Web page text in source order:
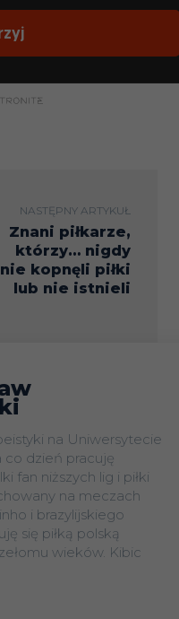
NASTĘPNY ARTYKUŁ
Znani piłkarze,
którzy… nigdy
nie kopnęli piłki
lub nie istnieli
na Uniwersytecie
co dzień pracuję
fan niższych lig i piłki
na meczach
i brazylijskiego
się piłką polską
wieków. Kibic